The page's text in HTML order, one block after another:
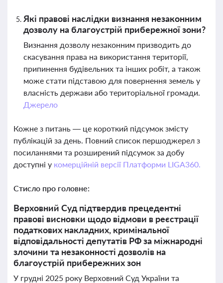
Які правові наслідки визнання незаконним
дозволу на благоустрій прибережної зони?
Визнання дозволу незаконним призводить до
скасування права на використання території,
припинення будівельних та інших робіт, а також
може стати підставою для повернення земель у
власність держави або територіальної громади.
Джерело
Кожне з питань — це короткий підсумок змісту
публікацій за день. Повний список першоджерел з
посиланнями та розширений підсумок за добу
доступні у комерційній версії Платформи LIGA360.
Стисло про головне:
Верховний Суд підтвердив прецедентні
правові висновки щодо відмови в реєстрації
податкових накладних, кримінальної
відповідальності депутатів РФ за міжнародні
злочини та незаконності дозволів на
благоустрій прибережних зон
У грудні 2025 року Верховний Суд України та